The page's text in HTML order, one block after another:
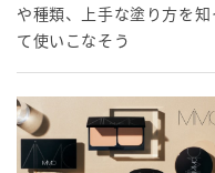
や種類、上手な塗り方を知
て使いこなそう